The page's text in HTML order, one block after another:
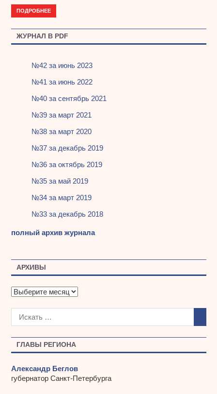
ГЛАВЫ РЕГИОНА
Александр Беглов
губернатор Санкт-Петербурга
ПОДРОБНЕЕ
ЖУРНАЛ В PDF
№42 за июнь 2023
№41 за июнь 2022
№40 за сентябрь 2021
№39 за март 2021
№38 за март 2020
№37 за декабрь 2019
№36 за октябрь 2019
№35 за май 2019
№34 за март 2019
№33 за декабрь 2018
полный архив журнала
АРХИВЫ
А
х
ы